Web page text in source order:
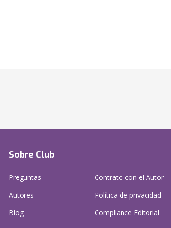
Sobre Club
Preguntas
Autores
Blog
Contrato con el Autor
Política de privacidad
Compliance Editorial